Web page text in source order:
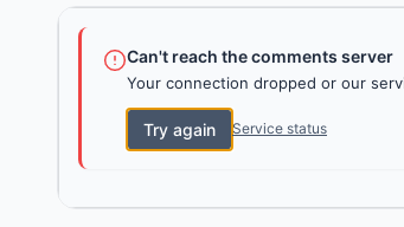
Can't reach the comments server
Your connection dropped or our
Try again Service status